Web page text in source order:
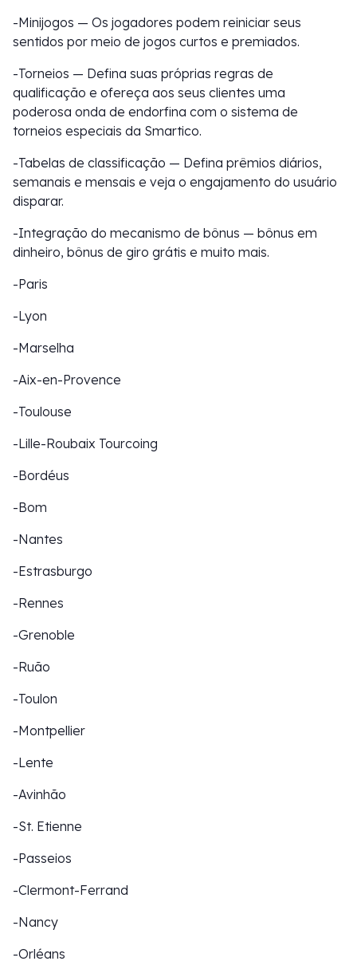
-Minijogos — Os jogadores podem reiniciar seus
sentidos por meio de jogos curtos e premiados.
-Torneios — Defina suas próprias regras de
qualificação e ofereça aos seus clientes uma
poderosa onda de endorfina com o sistema de
torneios especiais da Smartico.
-Tabelas de classificação — Defina prêmios diários,
semanais e mensais e veja o engajamento do usuário
disparar.
-Integração do mecanismo de bônus — bônus em
dinheiro, bônus de giro grátis e muito mais.
-Paris
-Lyon
-Marselha
-Aix-en-Provence
-Toulouse
-Lille-Roubaix Tourcoing
-Bordéus
-Bom
-Nantes
-Estrasburgo
-Rennes
-Grenoble
-Ruão
-Toulon
-Montpellier
-Lente
-Avinhão
-St. Etienne
-Passeios
-Clermont-Ferrand
-Nancy
-Orléans